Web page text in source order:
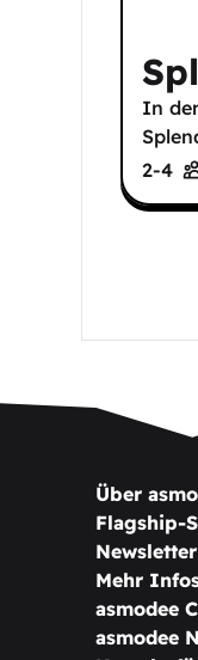
In
2-4
Über
Flagship-
Newsletter
Mehr
asmodee
asmodee